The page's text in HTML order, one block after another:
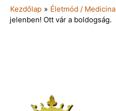
Kezdőlap » Életmód / Medicina
jelenben! Ott vár a boldogság.